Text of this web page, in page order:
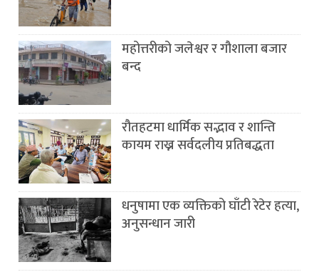
महोत्तरीको जलेश्वर र गौशाला बजार
बन्द
रौतहटमा धार्मिक सद्भाव र शान्ति
कायम राख्न सर्वदलीय प्रतिबद्धता
धनुषामा एक व्यक्तिको घाँटी रेटेर हत्या,
अनुसन्धान जारी